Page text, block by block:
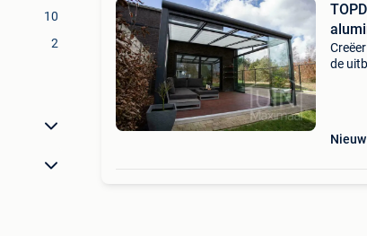
10
2
de
Nieuw